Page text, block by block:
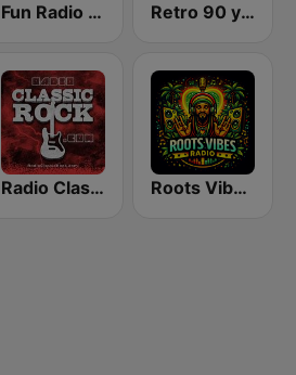
Fun Radio FRANCE Retro 90 y +
Radio Classic Rock Roots Vibes Radio